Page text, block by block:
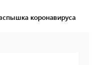
коронавируса